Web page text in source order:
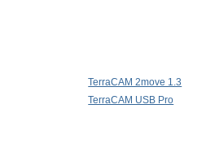
TerraCAM 2move 1.3
TerraCAM USB Pro